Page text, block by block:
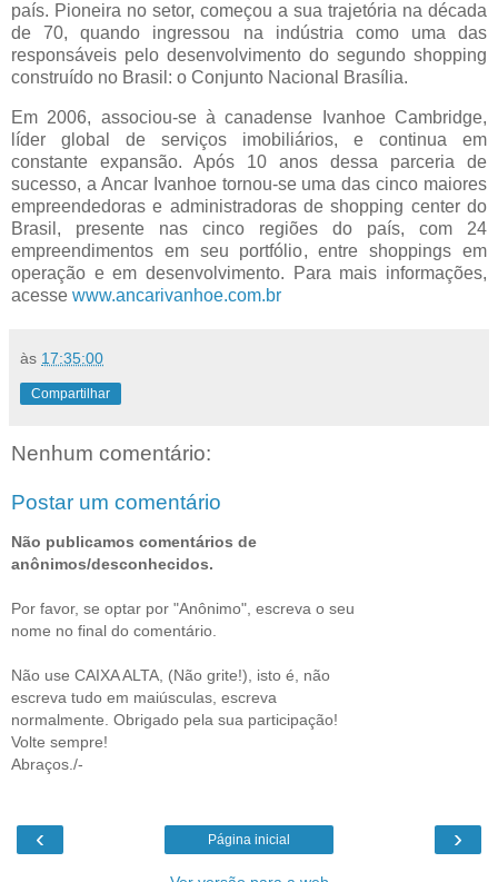
país. Pioneira no setor, começou a sua trajetória na década
de 70, quando ingressou na indústria como uma das
responsáveis pelo desenvolvimento do segundo shopping
construído no Brasil: o Conjunto Nacional Brasília.
Em 2006, associou-se à canadense Ivanhoe Cambridge,
líder global de serviços imobiliários, e continua em
constante expansão. Após 10 anos dessa parceria de
sucesso, a Ancar Ivanhoe tornou-se uma das cinco maiores
empreendedoras e administradoras de shopping center do
Brasil, presente nas cinco regiões do país, com 24
empreendimentos em seu portfólio, entre shoppings em
operação e em desenvolvimento. Para mais informações,
acesse www.ancarivanhoe.com.br
às 17:35:00
Compartilhar
Nenhum comentário:
Postar um comentário
Não publicamos comentários de
anônimos/desconhecidos.
Por favor, se optar por "Anônimo", escreva o seu
nome no final do comentário.
Não use CAIXA ALTA, (Não grite!), isto é, não
escreva tudo em maiúsculas, escreva
normalmente. Obrigado pela sua participação!
Volte sempre!
Abraços./-
‹ ›
Página inicial